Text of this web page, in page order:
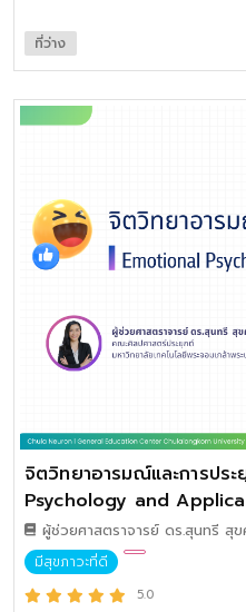
พร้อมทั้งเสนอกลยุทธ์เชิงบำบัด
เพิ่มความสามารถในการรับมือกับ
ที่ว่าง
จิตวิทยาอารมณ์และการปร
Psychology and
ผู้ช่วยศาสตราจารย์ ดร.สุนทรี สุ
มีสุขภาวะที่ดี
5.0